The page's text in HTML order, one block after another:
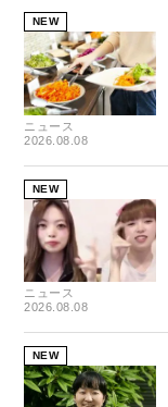
NEW
ニュース
2026.08.08
NEW
ニュース
2026.08.08
NEW